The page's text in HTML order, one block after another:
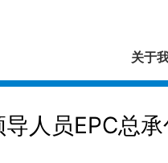
关于
人员EPC总